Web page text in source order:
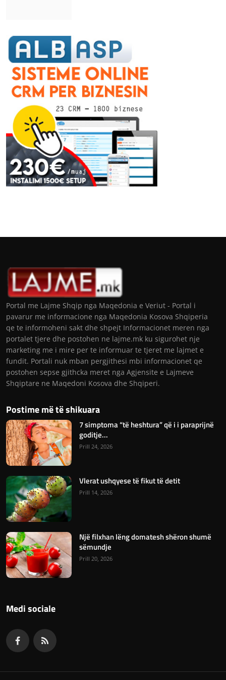
Portal me Lajme Shqip nga Maqedonia e Veriut - Portal i
pavarur me informacione nga Maqedonia Kosova Shqiperia
qe te informoheni sakt dhe shpejt Informacionet meren nga
portalet tjere dhe postohen ne lajme.mk ku sigurohet nje
marketing me i mire per te informuar te tjeret me lajmet e
fundit. Portali nuk mban pergjithesi mbi informacionet qe
postohen sepse gjithcka meret nga Agjensite e Lajmeve
Shqiptare ne Maqedoni Kosova dhe Shqiperi.
Postime më të shikuara
7 simptoma “të heshtura” që i i paraprijnë
goditje...
Prill 24, 2026
Vlerat ushqyese të fikut të detit
Prill 14, 2026
Një filxhan lëng domatesh shëron shumë
sëmundje
Prill 20, 2026
Medi sociale